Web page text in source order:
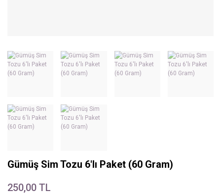
Gümüş Sim Tozu 6'lı Paket (60 Gram)
250,00 TL